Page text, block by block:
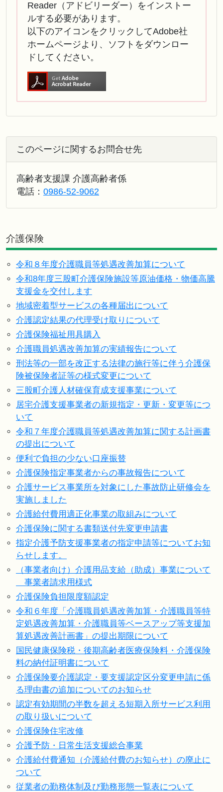
Reader（アドビリーダー）をインストー
ルする必要があります。
以下のアイコンをクリックしてAdobe社
ホームページより、ソフトをダウンロー
ドしてください。
このページに関するお問合せ先
高齢者支援課 介護高齢者係
電話： 0986-52-9062
介護保険
令和８年度介護職員等処遇改善加算について
令和8年度三股町介護保険施設等原油価格・物価高騰
支援金を交付します
地域密着型サービスの各種届出について
介護認定結果の代理受け取りについて
介護保険福祉用具購入
介護職員処遇改善加算の実績報告について
刑法等の一部を改正する法律の施行等に伴う介護保
険被保険者証等の様式変更について
三股町介護人材確保育成支援事業について
居宅介護支援事業者の新規指定・更新・変更等につ
いて
令和７年度介護職員等処遇改善加算に関する計画書
の提出について
便利で負担の少ない口座振替
介護保険指定事業者からの事故報告について
介護サービス事業所を対象にした事故防止研修会を
実施しました
介護給付費用適正化事業の取組みについて
介護保険に関する書類送付先変更申請書
指定介護予防支援事業者の指定申請等についてお知
らせします。
（事業者向け）介護用品支給（助成）事業について
事業者請求用様式
介護保険負担限度額認定
令和６年度「介護職員処遇改善加算・介護職員等特
定処遇改善加算・介護職員等ベースアップ等支援加
算処遇改善計画書」の提出期限について
国民健康保険税・後期高齢者医療保険料・介護保険
料の納付証明書について
介護保険要介護認定・要支援認定区分変更申請に係
る理由書の追加についてのお知らせ
認定有効期間の半数を超える短期入所サービス利用
の取り扱いについて
介護保険住宅改修
介護予防・日常生活支援総合事業
介護給付費通知（介護給付費のお知らせ）の廃止に
ついて
従業者の勤務体制及び勤務形態一覧表について